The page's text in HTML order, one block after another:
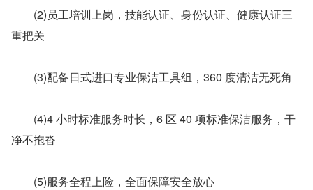
(2)员工培训上岗，技能认证、身份认证、健康认证三
重把关
(3)配备日式进口专业保洁工具组，360 度清洁无死角
(4)4 小时标准服务时长，6 区 40 项标准保洁服务，干
净不拖沓
(5)服务全程上险，全面保障安全放心